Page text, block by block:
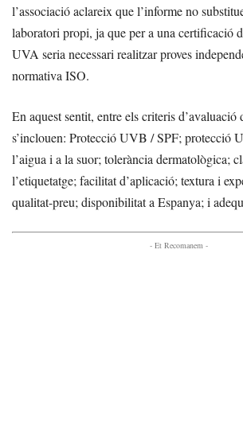
l’associació aclareix que l’informe no
laboratori propi, ja que per a una certificació
UVA seria necessari realitzar proves
normativa ISO.
En aquest sentit, entre els criteris d’avaluació
s’inclouen: Protecció UVB / SPF; protecció
l’aigua i a la suor; tolerància dermatològica;
l’etiquetatge; facilitat d’aplicació; textura i
qualitat-preu; disponibilitat a Espanya; i
- Et Recomanem -